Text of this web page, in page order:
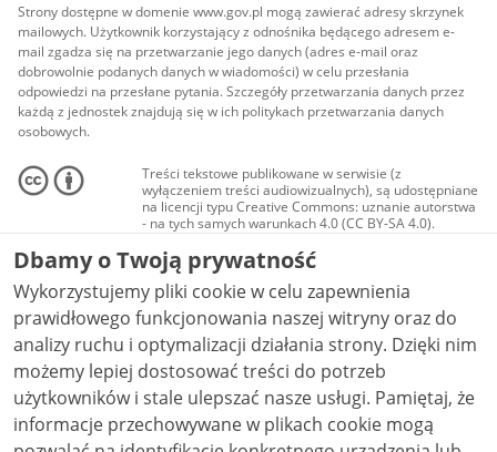
Strony dostępne w domenie www.gov.pl mogą zawierać adresy skrzynek
mailowych. Użytkownik korzystający z odnośnika będącego adresem e-
mail zgadza się na przetwarzanie jego danych (adres e-mail oraz
dobrowolnie podanych danych w wiadomości) w celu przesłania
odpowiedzi na przesłane pytania. Szczegóły przetwarzania danych przez
każdą z jednostek znajdują się w ich politykach przetwarzania danych
osobowych.
Treści tekstowe publikowane w serwisie (z
wyłączeniem treści audiowizualnych), są udostępniane
na licencji typu Creative Commons: uznanie autorstwa
- na tych samych warunkach 4.0 (CC BY-SA 4.0).
Materiały audiowizualne, w tym zdjęcia, materiały
audio i wideo, są udostępniane na licencji typu
Creative Commons: uznanie autorstwa użycie
niekomercyjne - bez utworów zależnych 4.0 (CC BY-
NC-ND 4.0), o ile nie jest to stwierdzone inaczej.
Dbamy o Twoją prywatność
Wykorzystujemy pliki cookie w celu zapewnienia
prawidłowego funkcjonowania naszej witryny oraz do
analizy ruchu i optymalizacji działania strony. Dzięki nim
możemy lepiej dostosować treści do potrzeb
użytkowników i stale ulepszać nasze usługi. Pamiętaj, że
informacje przechowywane w plikach cookie mogą